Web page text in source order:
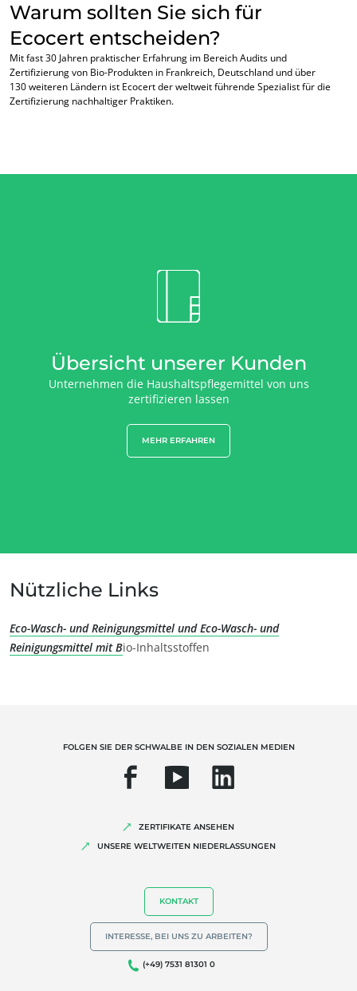
Bio-Landwirtschaft
Qualität und Lebensmittelsicherheit
Warum sollten Sie sich für
Ecocert entscheiden?
Mit fast 30 Jahren praktischer Erfahrung im Bereich Audits und
Zertifizierung von Bio-Produkten in Frankreich, Deutschland und über
130 weiteren Ländern ist Ecocert der weltweit führende Spezialist für die
Zertifizierung nachhaltiger Praktiken.
Übersicht unserer Kunden
Unternehmen die Haushaltspflegemittel von uns
zertifizieren lassen
MEHR ERFAHREN
Nützliche Links
Eco-Wasch- und Reinigungsmittel und Eco-Wasch- und
Reinigungsmittel mit Bio-Inhaltsstoffen
FOLGEN SIE DER SCHWALBE IN DEN SOZIALEN MEDIEN
ZERTIFIKATE ANSEHEN
UNSERE WELTWEITEN NIEDERLASSUNGEN
KONTAKT
INTERESSE, BEI UNS ZU ARBEITEN?
(+49) 7531 81301 0